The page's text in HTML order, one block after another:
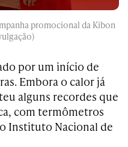
promocional da Kibon
por um início de
Embora o calor já
alguns recordes que
com termômetros
Instituto Nacional de